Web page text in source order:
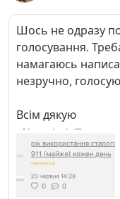
Шось не одразу
голосування.
намагаюсь
незручно,
Всім дякую